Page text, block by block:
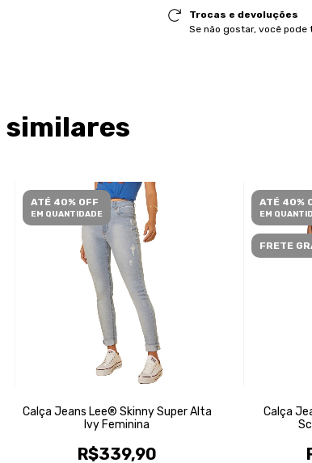
Trocas e devoluções
Se não gostar, você pode
ATÉ 40% OFF
EM QUANTIDADE
Calça Jeans Lee® Skinny Super Alta
Ivy Feminina
R$339,90
ATÉ 40%
EM
FRETE
Calça